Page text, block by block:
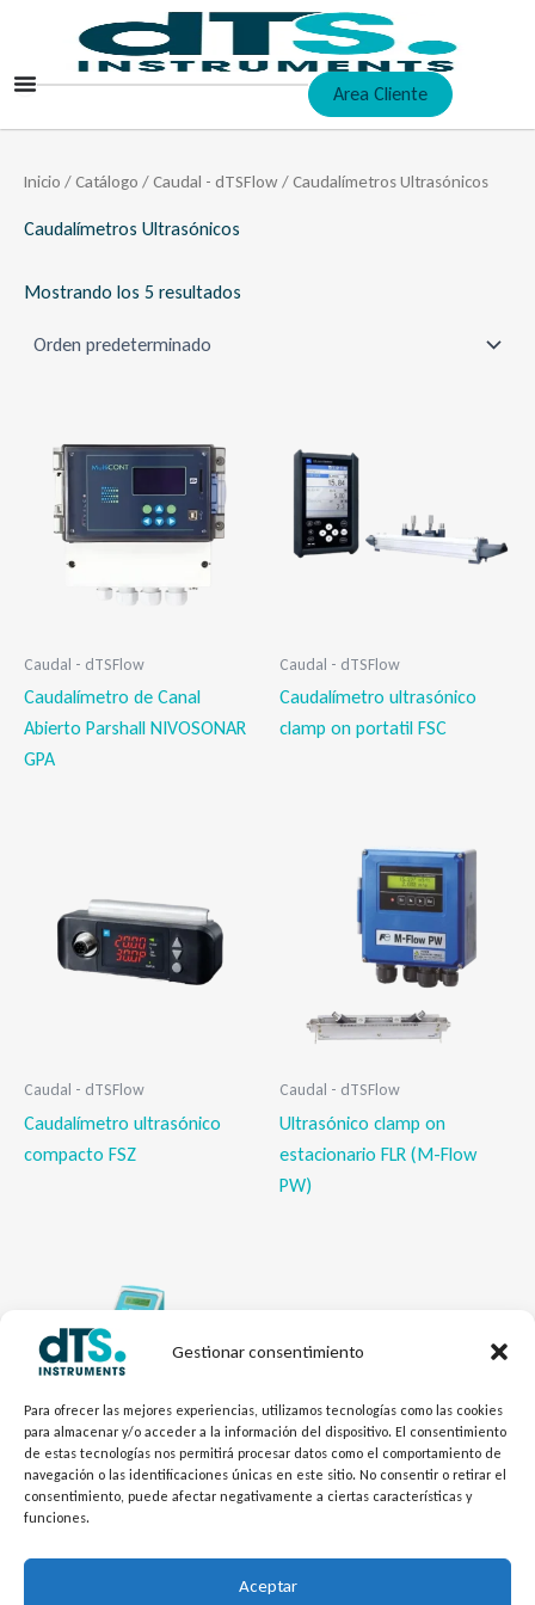
Gestionar consentimiento
Para ofrecer las mejores experiencias, utilizamos tecnologías como las cookies
para almacenar y/o acceder a la información del dispositivo. El consentimiento
de estas tecnologías nos permitirá procesar datos como el comportamiento de
navegación o las identificaciones únicas en este sitio. No consentir o retirar el
consentimiento, puede afectar negativamente a ciertas características y
funciones.
Aceptar
contenido
Area Cliente
Inicio /Catálogo /Caudal - dTSFlow/ Caudalímetros Ultrasónicos
Caudalímetros Ultrasónicos
Mostrando los 5 resultados
Caudal - dTSFlow
Caudalímetro de Canal
Abierto Parshall NIVOSONAR
GPA
Caudal - dTSFlow
Caudalímetro ultrasónico
clamp on portatil FSC
Caudal - dTSFlow
Caudalímetro ultrasónico
compacto FSZ
Caudal - dTSFlow
Ultrasónico clamp on
estacionario FLR (M-Flow
PW)
Caudal - dTSFlow